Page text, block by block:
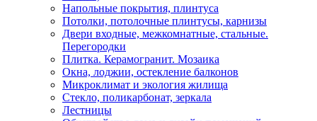
Напольные покрытия, плинтуса
Потолки, потолочные плинтусы, карнизы
Двери входные, межкомнатные, стальные.
Перегородки
Плитка. Керамогранит. Мозаика
Окна, лоджии, остекление балконов
Микроклимат и экология жилища
Стекло, поликарбонат, зеркала
Лестницы